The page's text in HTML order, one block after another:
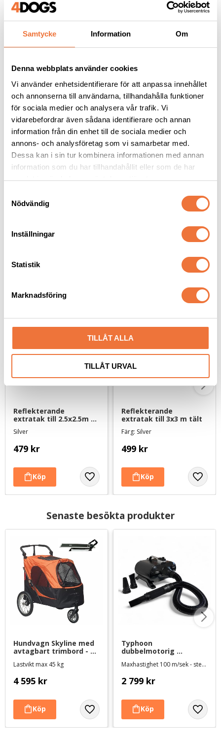
Samtycke Information Om
Denna webbplats använder cookies
Vi använder enhetsidentifierare för att anpassa innehållet
och annonserna till användarna, tillhandahålla funktioner
för sociala medier och analysera vår trafik. Vi
vidarebefordrar även sådana identifierare och annan
information från din enhet till de sociala medier och
annons- och analysföretag som vi samarbetar med.
Dessa kan i sin tur kombinera informationen med annan
information som du har tillhandahållit eller som de har
samlat in när du har använt deras tjänster.
Nödvändig
Inställningar
Statistik
Marknadsföring
TILLÅT ALLA
TILLÅT URVAL
Liknande produkter
Utställningstält Easy
Utställningstält Easy
Inga trösklar eller lösa delar - Sätts enkelt upp på några minuter
Reflekterande
extratak till 2.5x2.5m
tält
Silver
479 kr
Reflekterande
extratak till 3x3 m tält
Färg: Silver
499 kr
Senaste besökta produkter
Hundvagn Skyline med
avtagbart trimbord -
Lastvikt max 45 kg
4 595 kr
Typhoon
dubbelmotorig
Maxhastighet 100 m/sek - steglöst variabel hastighet och tillsatt värme
2 799 kr